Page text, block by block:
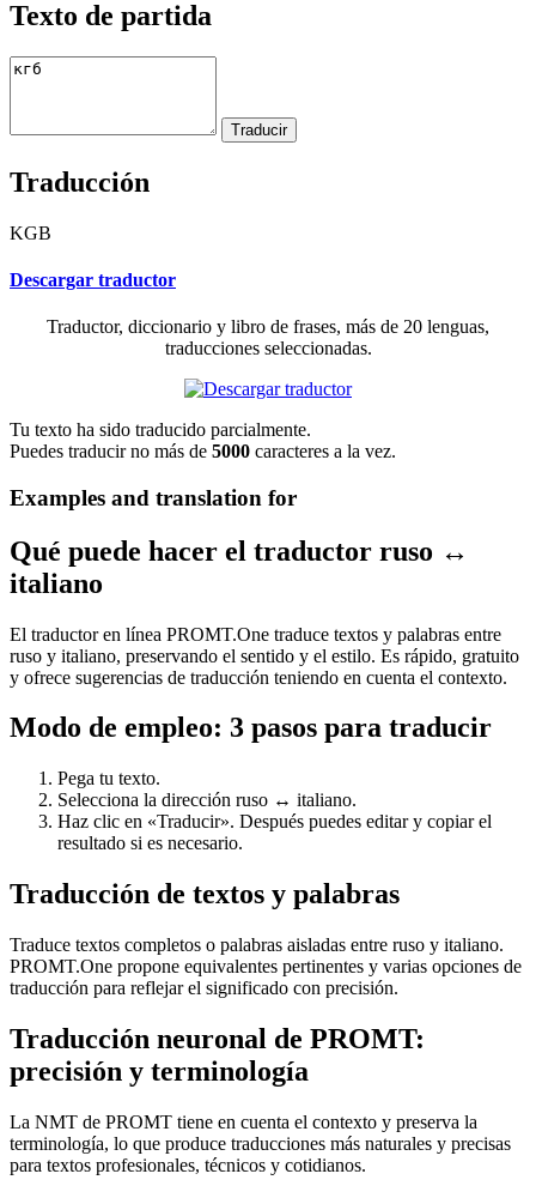
Texto de partida
Traducción
KGB
Descargar traductor
Traductor, diccionario y libro de frases, más de 20 lenguas,
traducciones seleccionadas.
Tu texto ha sido traducido parcialmente.
Puedes traducir no más de 5000 caracteres a la vez.
Examples and translation for
Qué puede hacer el traductor ruso ↔
italiano
El traductor en línea PROMT.One traduce textos y palabras entre
ruso y italiano, preservando el sentido y el estilo. Es rápido, gratuito
y ofrece sugerencias de traducción teniendo en cuenta el contexto.
Modo de empleo: 3 pasos para traducir
Pega tu texto.
Selecciona la dirección ruso ↔ italiano.
Haz clic en «Traducir». Después puedes editar y copiar el
resultado si es necesario.
Traducción de textos y palabras
Traduce textos completos o palabras aisladas entre ruso y italiano.
PROMT.One propone equivalentes pertinentes y varias opciones de
traducción para reflejar el significado con precisión.
Traducción neuronal de PROMT:
precisión y terminología
La NMT de PROMT tiene en cuenta el contexto y preserva la
terminología, lo que produce traducciones más naturales y precisas
para textos profesionales, técnicos y cotidianos.